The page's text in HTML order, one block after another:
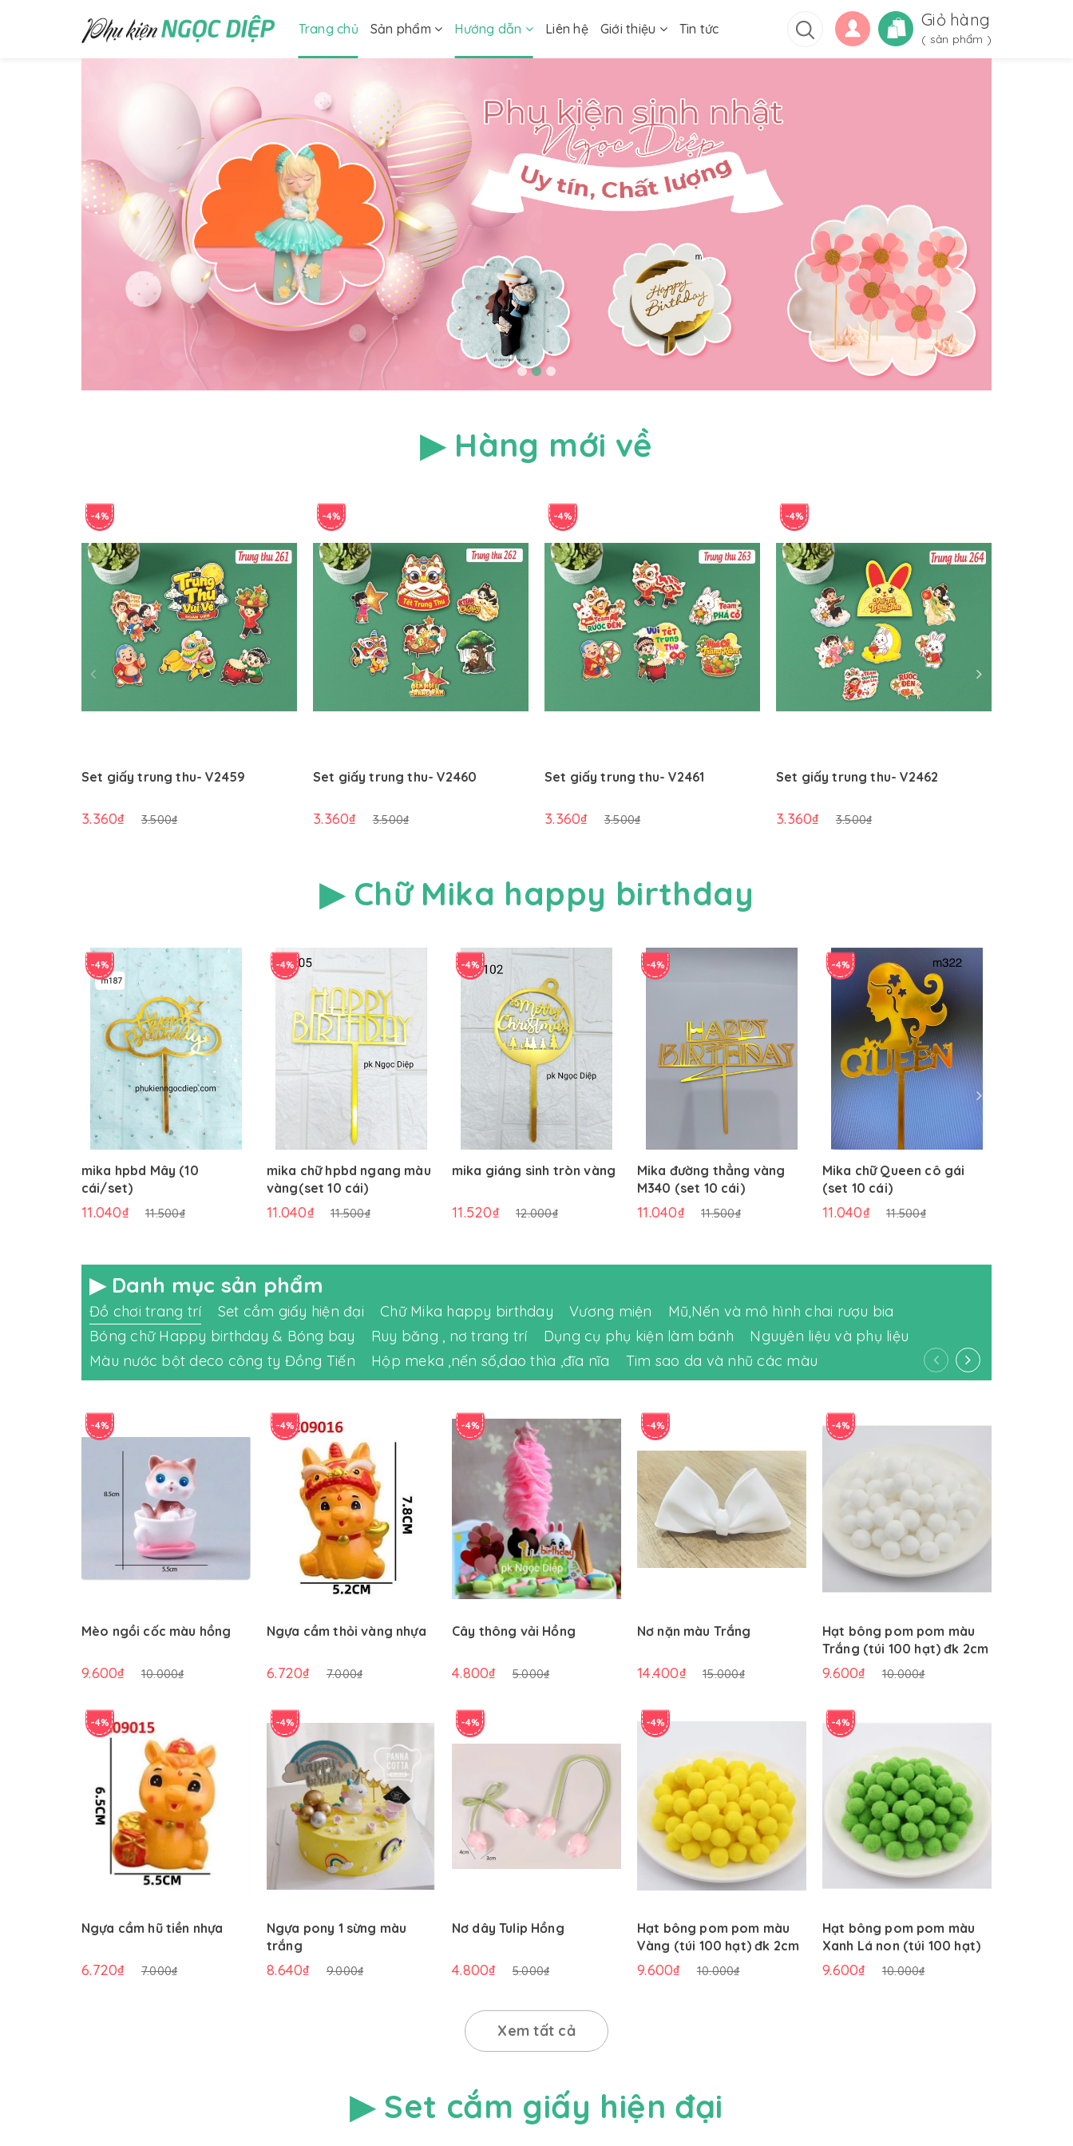
Trang chủ Sản phẩm Hướng dẫn Liên hệ Giới thiệu Tin tức Giỏ hàng
( sản phẩm )
▶ Hàng mới về
-4%
Set giấy trung thu- V2459
3.360₫ 3.500₫
-4%
Set giấy trung thu- V2460
3.360₫ 3.500₫
-4%
Set giấy trung thu- V2461
3.360₫ 3.500₫
-4%
Set giấy trung thu- V2462
3.360₫ 3.500₫
▶ Chữ Mika happy birthday
-4%
mika hpbd Mây (10
cái/set)
11.040₫ 11.500₫
-4%
mika chữ hpbd ngang màu
vàng(set 10 cái)
11.040₫ 11.500₫
-4%
mika giáng sinh tròn vàng
11.520₫ 12.000₫
-4%
Mika đường thẳng vàng
M340 (set 10 cái)
11.040₫ 11.500₫
-4%
Mika chữ Queen cô gái
(set 10 cái)
11.040₫ 11.500₫
▶ Danh mục sản phẩm
Đồ chơi trang trí Set cắm giấy hiện đại Chữ Mika happy birthday Vương miện
Mũ,Nến và mô hình chai rượu bia
Bóng chữ Happy birthday & Bóng bay
Ruy băng , nơ trang trí Dụng cụ phụ kiện làm bánh
Nguyên liệu và phụ liệu
Màu nước bột deco công ty Đồng Tiến
Hộp meka ,nến số,dao thìa ,đĩa nĩa Tim sao da và nhũ các màu
-4%
Mèo ngồi cốc màu hồng
9.600₫ 10.000₫
-4%
Ngựa cầm hũ tiền nhựa
6.720₫ 7.000₫
-4%
Ngựa cầm thỏi vàng nhựa
6.720₫ 7.000₫
-4%
Ngựa pony 1 sừng màu
trắng
8.640₫ 9.000₫
-4%
Cây thông vải Hồng
4.800₫ 5.000₫
-4%
Nơ dây Tulip Hồng
4.800₫ 5.000₫
-4%
Nơ nặn màu Trắng
14.400₫ 15.000₫
-4%
Hạt bông pom pom màu
Vàng (túi 100 hạt) đk 2cm
9.600₫ 10.000₫
-4%
Hạt bông pom pom màu
Trắng (túi 100 hạt) đk 2cm
9.600₫ 10.000₫
-4%
Hạt bông pom pom màu
Xanh Lá non (túi 100 hạt)
đk 2cm
9.600₫ 10.000₫
Xem tất cả
▶ Set cắm giấy hiện đại